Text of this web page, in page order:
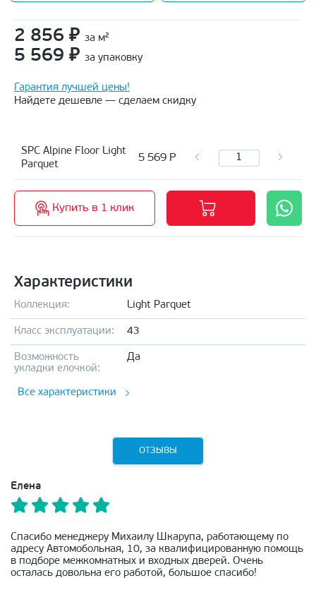
2 856 ₽ за м²
5 569 ₽ за упаковку
Гарантия лучшей цены!
Найдете дешевле — сделаем скидку
SPC Alpine Floor Light
Parquet
5 569 Р
Купить в 1 клик
Характеристики
Коллекция: Light Parquet
Класс эксплуатации: 43
Возможность
укладки елочкой:
Да
Все характеристики
ОТЗЫВЫ
Елена
Спасибо менеджеру Михаилу Шкарупа, работающему по
адресу Автомобольная, 10, за квалифицированную помощь
в подборе межкомнатных и входных дверей. Очень
осталась довольна его работой, большое спасибо!